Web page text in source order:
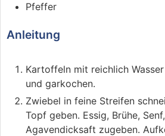
Pfeffer
Anleitung
Kartoffeln mit reichlich
und garkochen.
Zwiebel in feine Streifen
Topf geben. Essig, Brühe,
Agavendicksaft zugeben.